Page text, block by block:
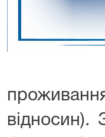
відносин).